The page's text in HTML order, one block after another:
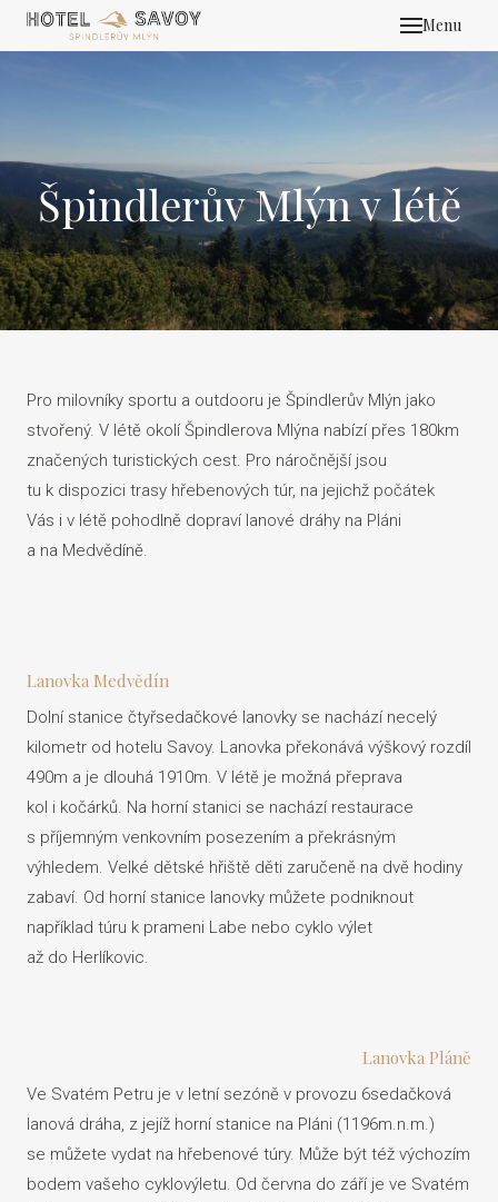
Menu
Špindlerův Mlýn v létě
Pro milovníky sportu a outdooru je Špindlerův Mlýn jako
stvořený. V létě okolí Špindlerova Mlýna nabízí přes 180km
značených turistických cest. Pro náročnější jsou
tu k dispozici trasy hřebenových túr, na jejichž počátek
Vás i v létě pohodlně dopraví lanové dráhy na Pláni
a na Medvědíně.
Lanovka Medvědín
Dolní stanice čtyřsedačkové lanovky se nachází necelý
kilometr od hotelu Savoy. Lanovka překonává výškový rozdíl
490m a je dlouhá 1910m. V létě je možná přeprava
kol i kočárků. Na horní stanici se nachází restaurace
s příjemným venkovním posezením a překrásným
výhledem. Velké dětské hřiště děti zaručeně na dvě hodiny
zabaví. Od horní stanice lanovky můžete podniknout
například túru k prameni Labe nebo cyklo výlet
až do Herlíkovic.
Lanovka Pláně
Ve Svatém Petru je v letní sezóně v provozu 6sedačková
lanová dráha, z jejíž horní stanice na Pláni (1196m.n.m.)
se můžete vydat na hřebenové túry. Může být též výchozím
bodem vašeho cyklovýletu. Od června do září je ve Svatém